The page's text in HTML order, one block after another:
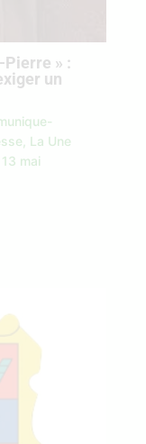
Pierre » :
un
La Une
13 mai